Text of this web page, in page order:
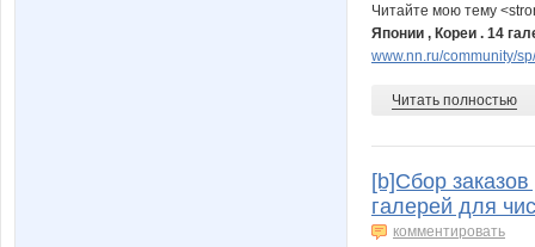
Читайте мою тему
Японии , Кореи . 14
www.nn.ru/community/
Читать полностью
[b]Сбор
галерей для
комментировать